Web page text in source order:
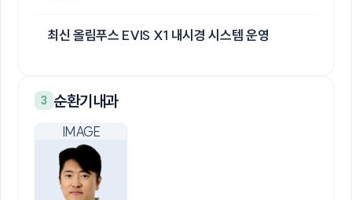
최신 올림푸스 EVIS X1 내시경 시스템 운영
3 순환기내과